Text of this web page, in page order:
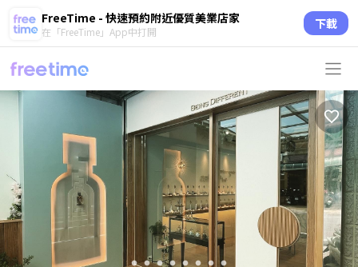
FreeTime - 快速預約附近優質美業店家
在「FreeTime」App中打開 下載
circle circle circle circle circle circle circle circle